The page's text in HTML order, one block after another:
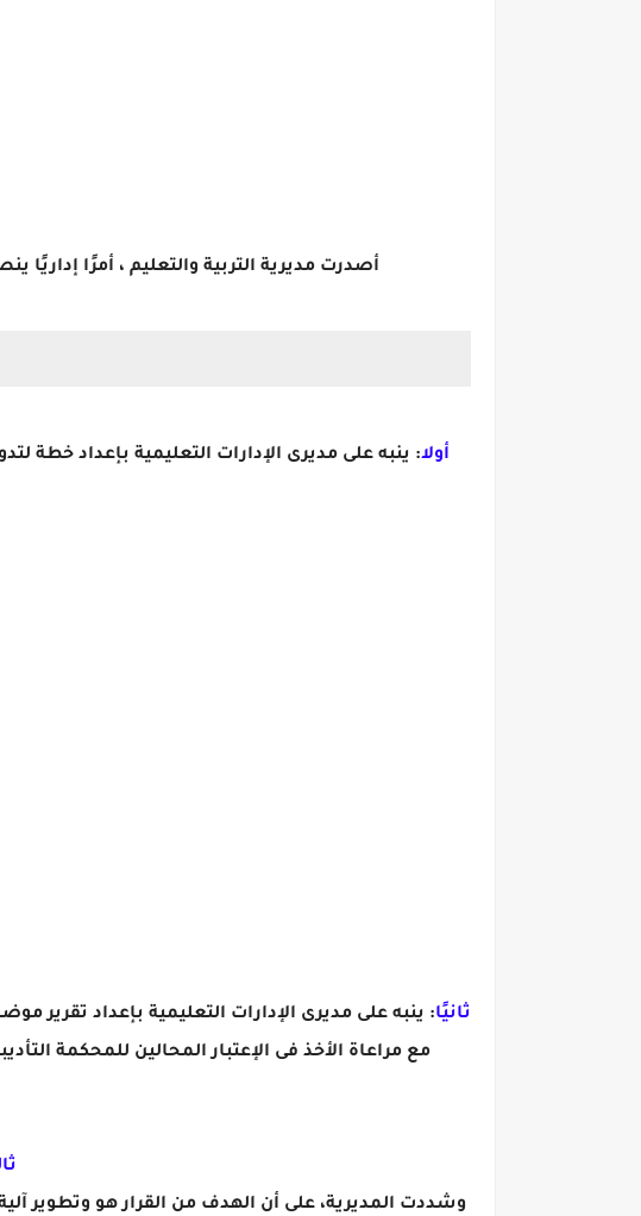
أصدرت مديرية التربية والتعليم ، أمرًا
أولا: ينبه على مديرى الإدارات التعليمية بإعداد
ثانيًا: ينبه على مديرى الإدارات التعليمية بإعداد تقرير
مع مراعاة الأخذ فى الإعتبار المحالين للمحكمة
وشددت المديرية، على أن الهدف من القرار هو وتطوير